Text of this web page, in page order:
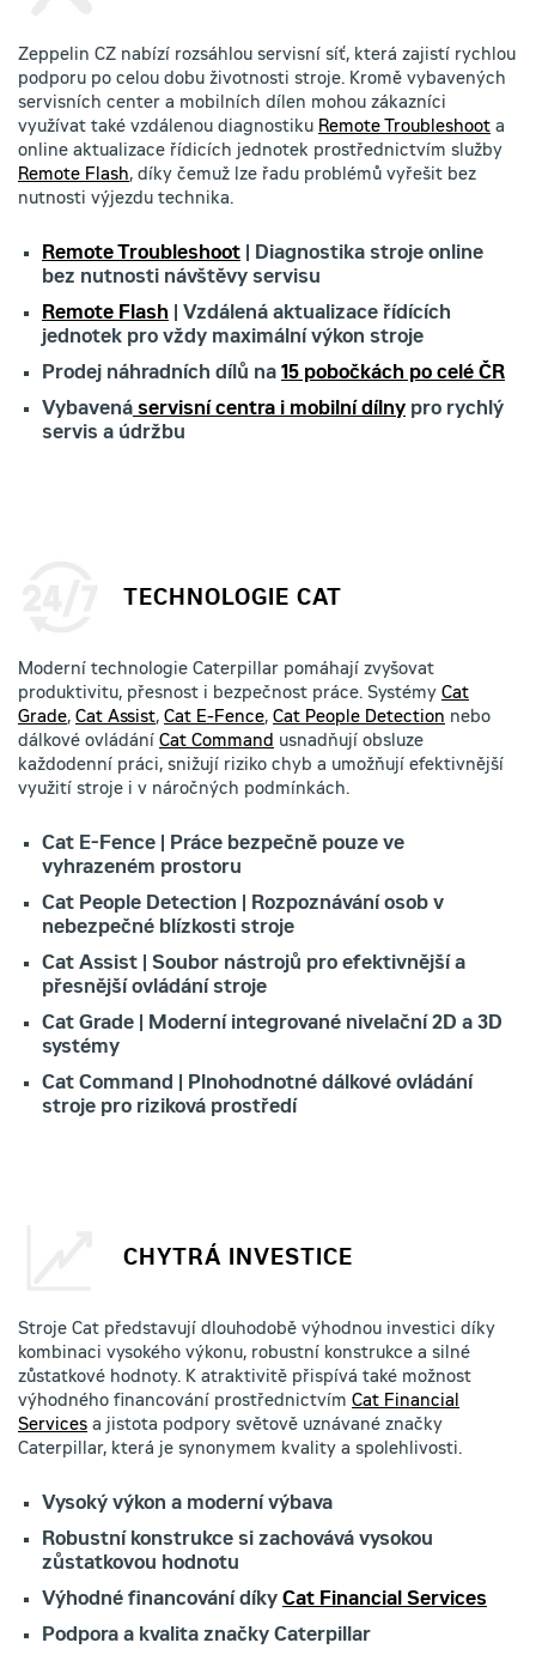
Zeppelin CZ nabízí rozsáhlou servisní síť, která zajistí rychlou
podporu po celou dobu životnosti stroje. Kromě vybavených
servisních center a mobilních dílen mohou zákazníci
využívat také vzdálenou diagnostiku Remote Troubleshoot a
online aktualizace řídicích jednotek prostřednictvím služby
Remote Flash, díky čemuž lze řadu problémů vyřešit bez
nutnosti výjezdu technika.
Remote Troubleshoot | Diagnostika stroje online
bez nutnosti návštěvy servisu
Remote Flash | Vzdálená aktualizace řídících
jednotek pro vždy maximální výkon stroje
Prodej náhradních dílů na 15 pobočkách po celé ČR
Vybavená servisní centra i mobilní dílny pro rychlý
servis a údržbu
TECHNOLOGIE CAT
Moderní technologie Caterpillar pomáhají zvyšovat
produktivitu, přesnost i bezpečnost práce. Systémy Cat
Grade, Cat Assist, Cat E-Fence, Cat People Detection nebo
dálkové ovládání Cat Command usnadňují obsluze
každodenní práci, snižují riziko chyb a umožňují efektivnější
využití stroje i v náročných podmínkách.
Cat E-Fence | Práce bezpečně pouze ve
vyhrazeném prostoru
Cat People Detection | Rozpoznávání osob v
nebezpečné blízkosti stroje
Cat Assist | Soubor nástrojů pro efektivnější a
přesnější ovládání stroje
Cat Grade | Moderní integrované nivelační 2D a 3D
systémy
Cat Command | Plnohodnotné dálkové ovládání
stroje pro riziková prostředí
CHYTRÁ INVESTICE
Stroje Cat představují dlouhodobě výhodnou investici díky
kombinaci vysokého výkonu, robustní konstrukce a silné
zůstatkové hodnoty. K atraktivitě přispívá také možnost
výhodného financování prostřednictvím Cat Financial
Services a jistota podpory světově uznávané značky
Caterpillar, která je synonymem kvality a spolehlivosti.
Vysoký výkon a moderní výbava
Robustní konstrukce si zachovává vysokou
zůstatkovou hodnotu
Výhodné financování díky Cat Financial Services
Podpora a kvalita značky Caterpillar